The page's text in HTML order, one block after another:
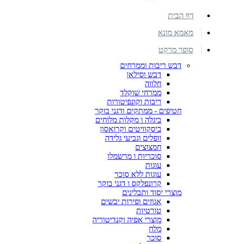
דף הבית
מאמא מונא
סופר מרקט
דבש ריבות וממרחים
דבש וסילאן
חלווה
ממרחי שוקלד
ריבות וקונפיטורות
חטיפים - ממתקים ודגני בוקר
ביגלה ו מקלות מלוחים
ביסקוויטים וקרואסון
וופלים וגביעי גלידה
חמצוצים
סוכריות ו מרשמלו
עוגות
עוגות ללא סוכר
קרונפלקס ו דגני בוקר
מוצרי יסוד ותבלינים
אגוזים ופירות יבשים
טורטיות
מוצרי אפיה וקנדיטוריה
מלח
סוכר